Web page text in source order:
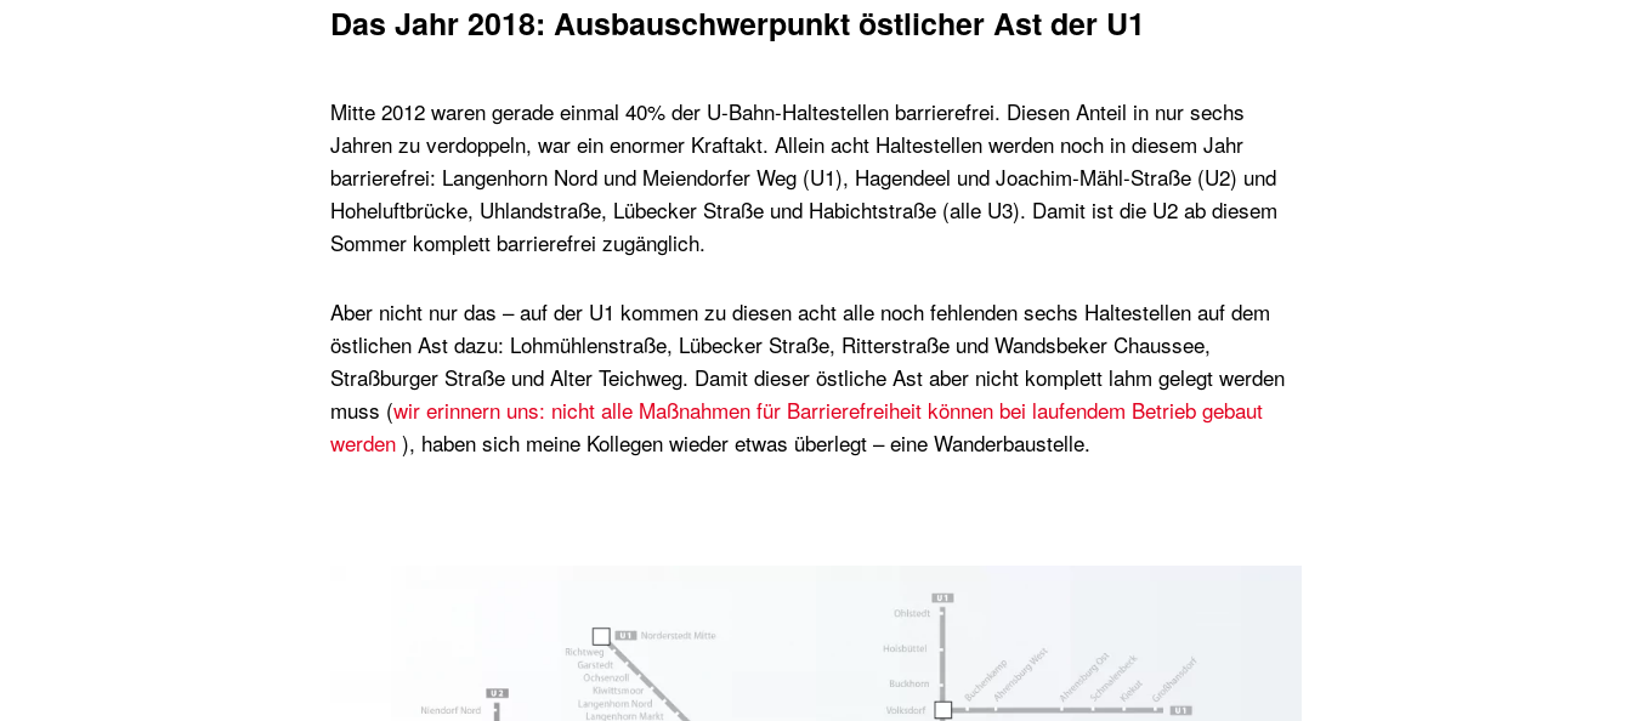
Das Jahr 2018: Ausbauschwerpunkt östlicher Ast der U1
Mitte 2012 waren gerade einmal 40% der U-Bahn-Haltestellen barrierefrei. Diesen Anteil in nur sechs
Jahren zu verdoppeln, war ein enormer Kraftakt. Allein acht Haltestellen werden noch in diesem Jahr
barrierefrei: Langenhorn Nord und Meiendorfer Weg (U1), Hagendeel und Joachim-Mähl-Straße (U2) und
Hoheluftbrücke, Uhlandstraße, Lübecker Straße und Habichtstraße (alle U3). Damit ist die U2 ab diesem
Sommer komplett barrierefrei zugänglich.
Aber nicht nur das – auf der U1 kommen zu diesen acht alle noch fehlenden sechs Haltestellen auf dem
östlichen Ast dazu: Lohmühlenstraße, Lübecker Straße, Ritterstraße und Wandsbeker Chaussee,
Straßburger Straße und Alter Teichweg. Damit dieser östliche Ast aber nicht komplett lahm gelegt werden
muss (wir erinnern uns: nicht alle Maßnahmen für Barrierefreiheit können bei laufendem Betrieb gebaut
werden ), haben sich meine Kollegen wieder etwas überlegt – eine Wanderbaustelle.